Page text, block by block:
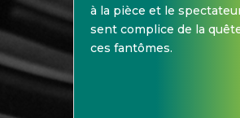
à la pièce et le
sent complice de la
ces fantômes.